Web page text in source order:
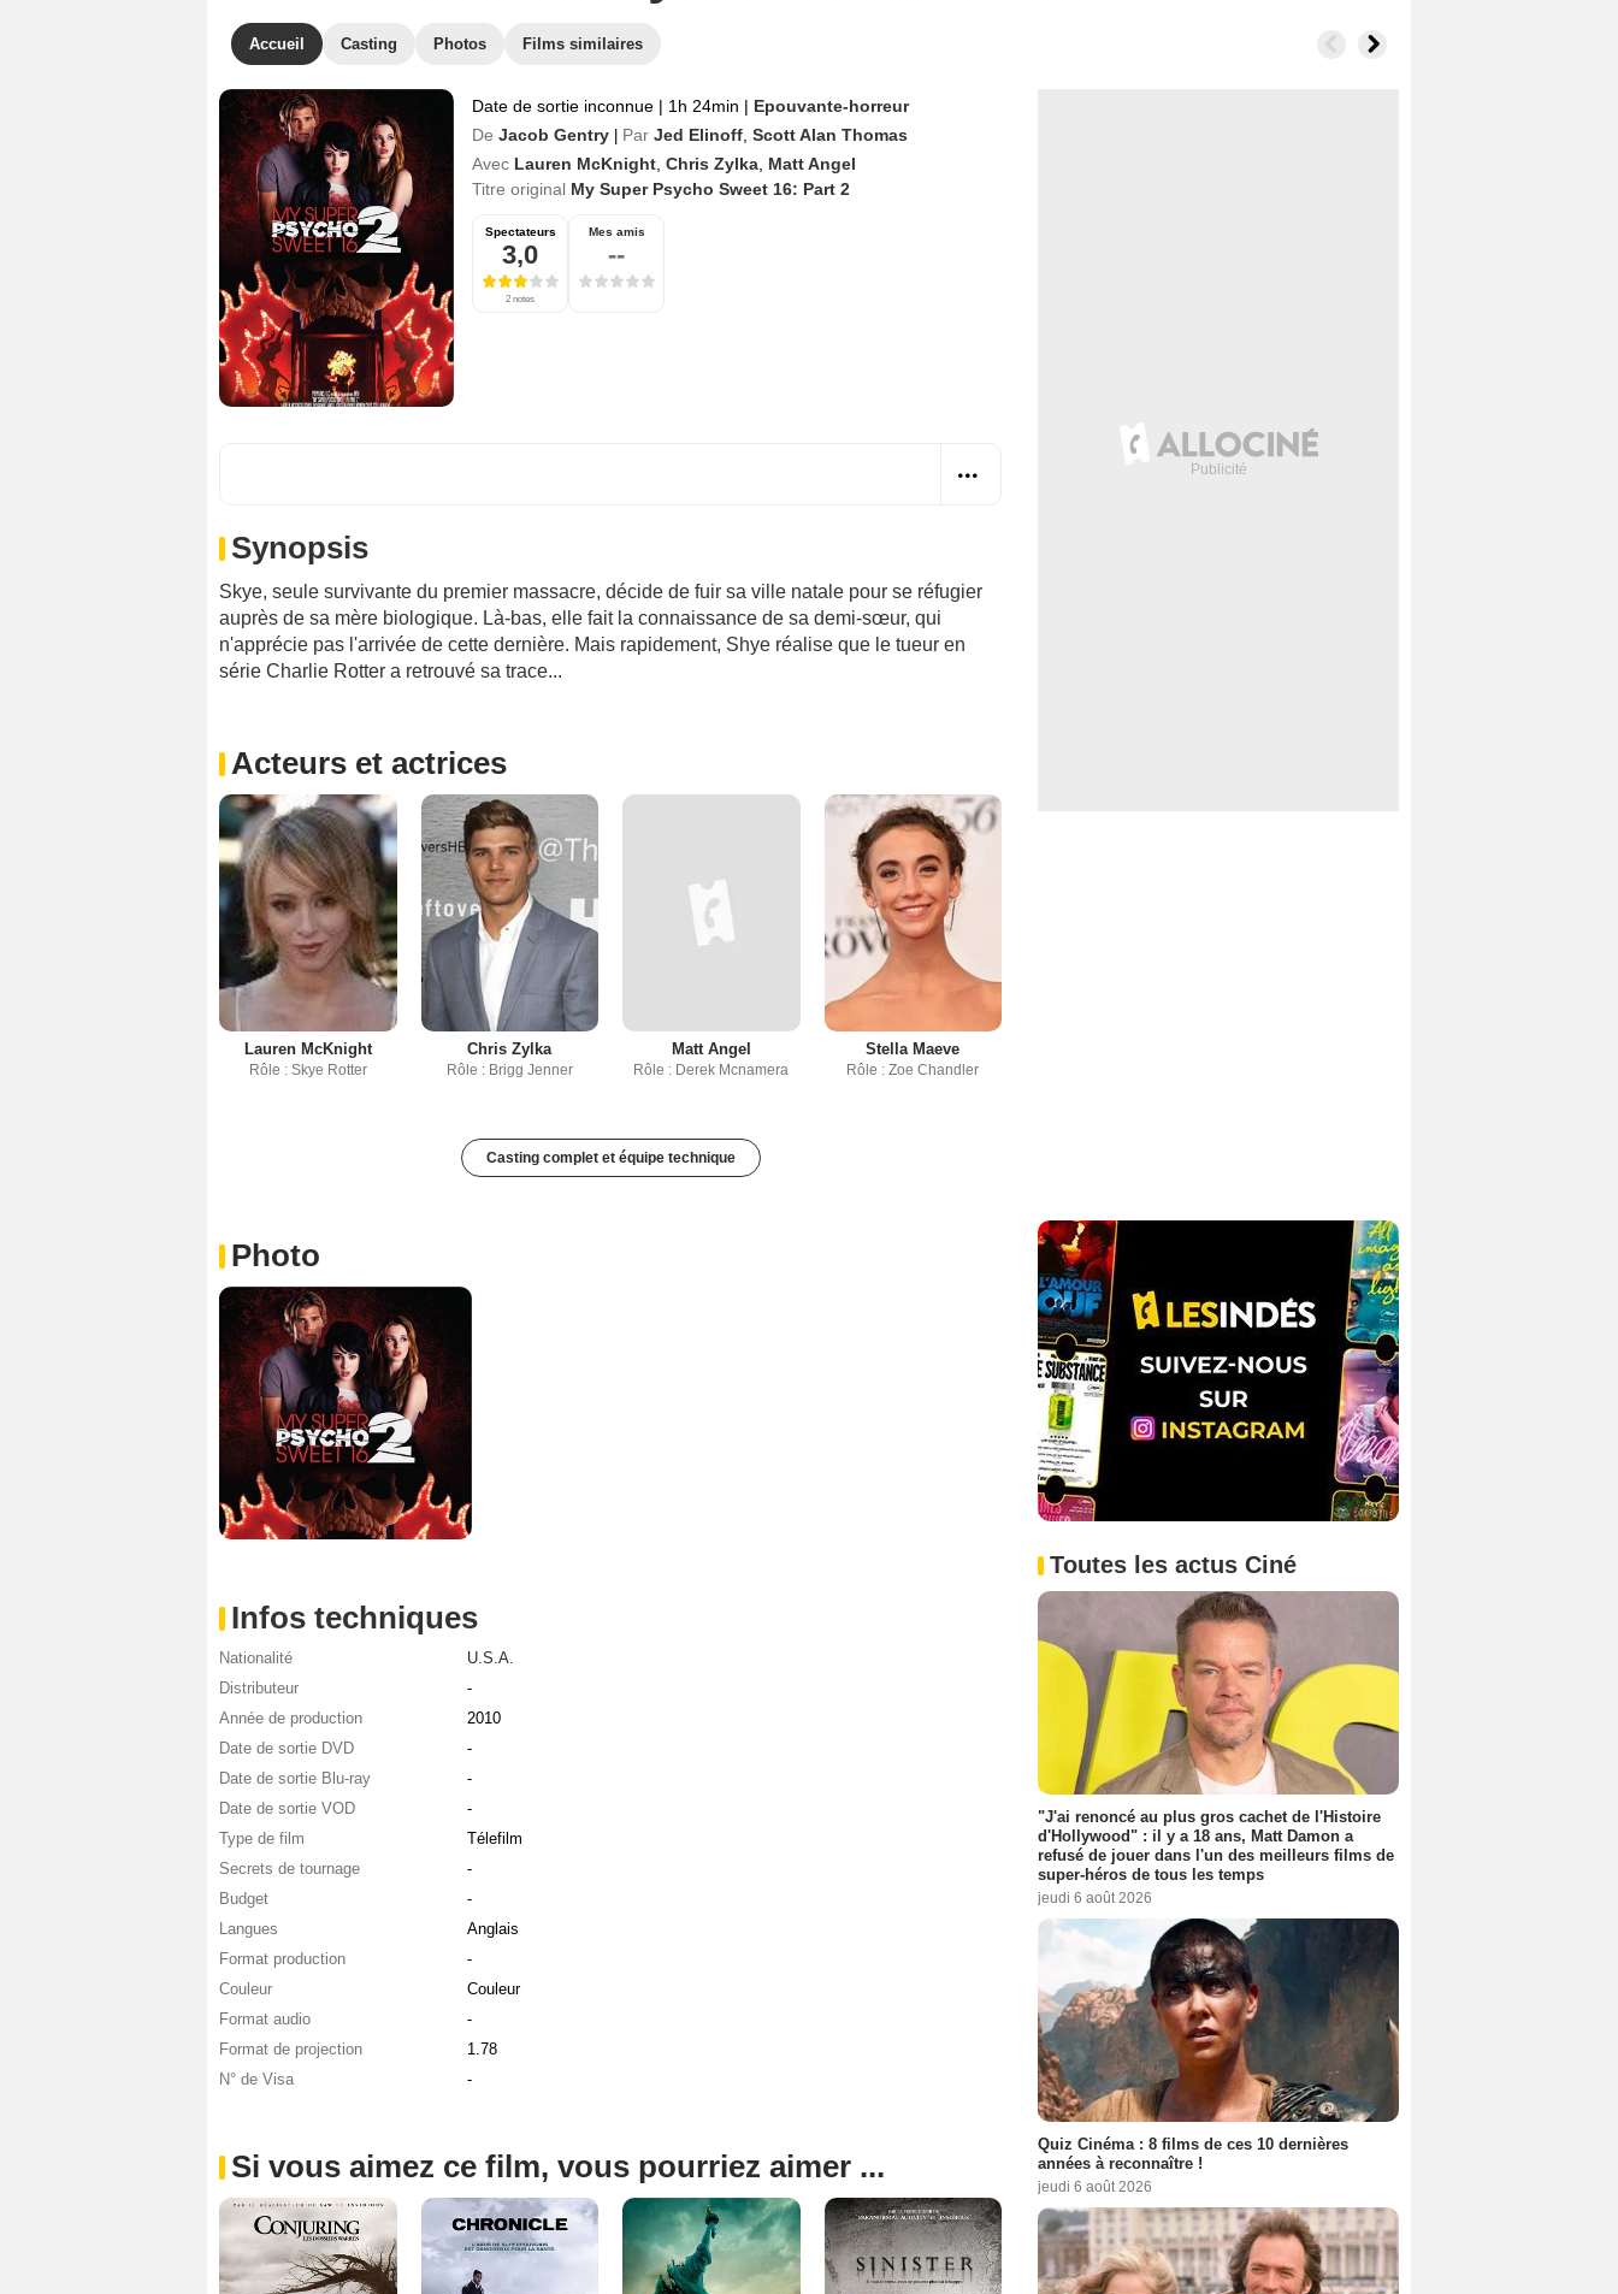
Accueil Casting Photos Films similaires
Date de sortie inconnue | 1h 24min | Epouvante-horreur
De Jacob Gentry Par Jed Elinoff Scott Alan Thomas
Avec Lauren McKnight Chris Zylka Matt Angel
Titre original My Super Psycho Sweet 16: Part 2
Spectateurs
3,0
2 notes
Mes amis
--
Synopsis
Skye, seule survivante du premier massacre, décide de fuir sa ville natale pour se réfugier
auprès de sa mère biologique. Là-bas, elle fait la connaissance de sa demi-sœur, qui
n'apprécie pas l'arrivée de cette dernière. Mais rapidement, Shye réalise que le tueur en
série Charlie Rotter a retrouvé sa trace...
Acteurs et actrices
Lauren McKnight
Rôle : Skye Rotter
Chris Zylka
Rôle : Brigg Jenner
Matt Angel
Rôle : Derek Mcnamera
Stella Maeve
Rôle : Zoe Chandler
Casting complet et équipe technique
Photo
Infos techniques
Nationalité
U.S.A.
Distributeur
-
Année de production
2010
Date de sortie DVD
-
Date de sortie Blu-ray
-
Date de sortie VOD
-
Type de film
Télefilm
Secrets de tournage
-
Budget
-
Langues
Anglais
Format production
-
Couleur
Couleur
Format audio
-
Format de projection
1.78
N° de Visa
-
Si vous aimez ce film, vous pourriez aimer ...
Toutes les actus Ciné
"J'ai renoncé au plus gros cachet de l'Histoire
d'Hollywood" : il y a 18 ans, Matt Damon a
refusé de jouer dans l'un des meilleurs films de
super-héros de tous les temps
jeudi 6 août 2026
Quiz Cinéma : 8 films de ces 10 dernières
années à reconnaître !
jeudi 6 août 2026